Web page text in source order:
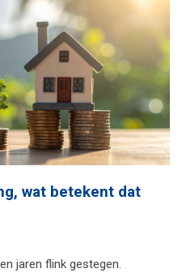
wat betekent dat
jaren flink gestegen.